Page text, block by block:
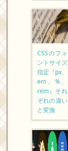
CSSのフォ
ントサイズ
指定『px、
em、%、
rem』それ
ぞれの違い
と変換